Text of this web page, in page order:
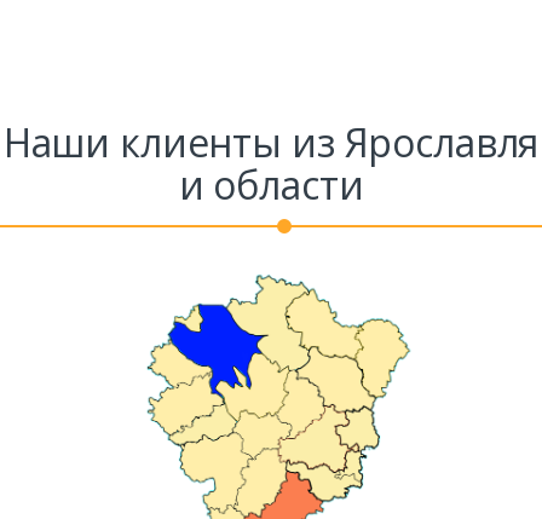
Наши клиенты из Ярославля
и области